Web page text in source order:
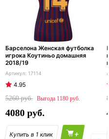
Барселона Женская футболка
игрока Коутиньо домашняя
2018/19
17114
4.95
5260
1180
4080
+